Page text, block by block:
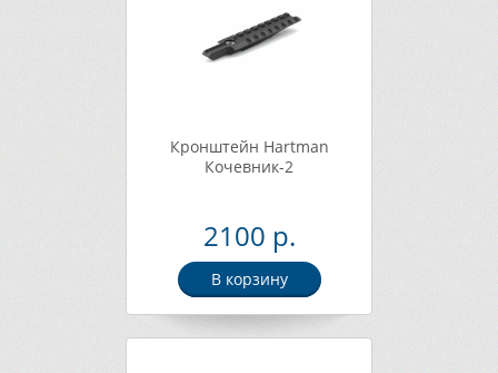
Кронштейн Hartman
Кочевник-2
2100 р.
В корзину